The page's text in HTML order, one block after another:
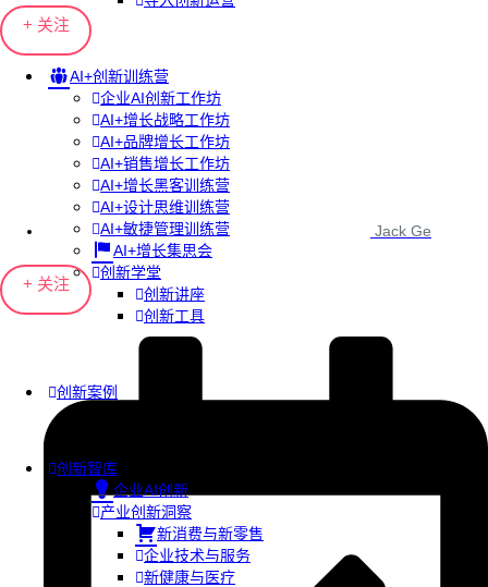
AI+创新训练营
企业AI创新工作坊
AI+增长战略工作坊
AI+品牌增长工作坊
AI+销售增长工作坊
AI+增长黑客训练营
AI+设计思维训练营
AI+敏捷管理训练营
AI+增长集思会
创新学堂
创新讲座
创新工具
创新案例
创新智库
企业AI创新
产业创新洞察
新消费与新零售
企业技术与服务
新健康与医疗
+ 关注
Jack Ge
+ 关注